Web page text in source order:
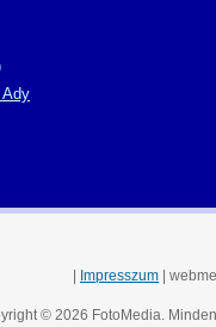
Impresszum |
© 2026 FotoMedia.